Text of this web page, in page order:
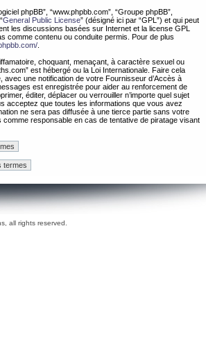
phpBB”, “www.phpbb.com”, “Groupe phpBB”,
General Public License” (désigné ici par “GPL”) et qui peut
les discussions basées sur Internet et la license GPL
comme contenu ou conduite permis. Pour de plus
choquant, menaçant, à caractère sexuel ou
est hébergé ou la Loi Internationale. Faire cela
une notification de votre Fournisseur d’Accès à
est enregistrée pour aider au renforcement de
éditer, déplacer ou verrouiller n’importe quel sujet
acceptez que toutes les informations que vous avez
ne sera pas diffusée à une tierce partie sans votre
responsable en cas de tentative de piratage visant
all rights reserved.